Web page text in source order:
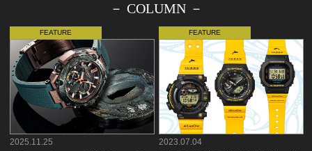
－ COLUMN －
2025.11.25 2023.07.04